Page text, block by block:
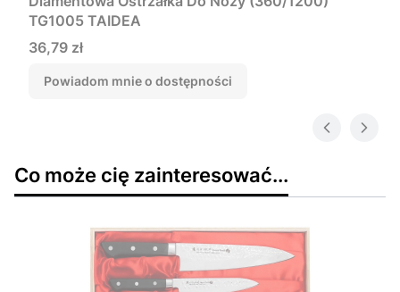
TG1005 TAIDEA
Cena
36,79 zł
Powiadom mnie o dostępności
Co może cię zainteresować...